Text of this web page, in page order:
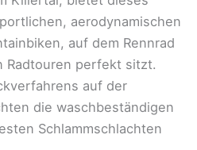
aerodynamischen
auf dem Rennrad
Radtouren perfekt sitzt.
auf der
die waschbeständigen
Schlammschlachten